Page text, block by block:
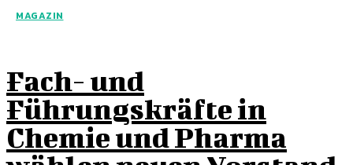
MAGAZIN
Fach- und
Führungskräfte in
Chemie und Pharma